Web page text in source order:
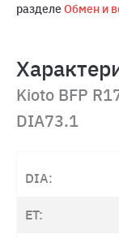
разделеОбмен и
Kioto BFP
DIA73.1
DIA:
ET: